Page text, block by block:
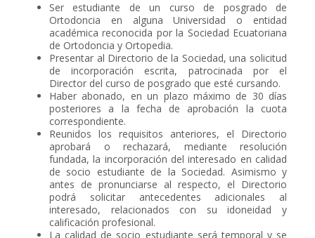
Ser estudiante de un curso de posgrado de
Ortodoncia en alguna Universidad o entidad
académica reconocida por la Sociedad Ecuatoriana
de Ortodoncia y Ortopedia.
Presentar al Directorio de la Sociedad, una solicitud
de incorporación escrita, patrocinada por el
Director del curso de posgrado que esté cursando.
Haber abonado, en un plazo máximo de 30 días
posteriores a la fecha de aprobación la cuota
correspondiente.
Reunidos los requisitos anteriores, el Directorio
aprobará o rechazará, mediante resolución
fundada, la incorporación del interesado en calidad
de socio estudiante de la Sociedad. Asimismo y
antes de pronunciarse al respecto, el Directorio
podrá solicitar antecedentes adicionales al
interesado, relacionados con su idoneidad y
calificación profesional.
La calidad de socio estudiante será temporal y se